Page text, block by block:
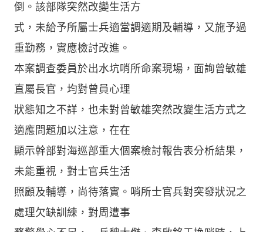
倒。該部隊突然改變生活方
式，未給予所屬士兵適當調適期及輔導，又施予過
重勤務，實應檢討改進。
本案調查委員於出水坑哨所命案現場，面詢曾敏雄
直屬長官，均對曾員心理
狀態知之不詳，也未對曾敏雄突然改變生活方式之
適應問題加以注意，在在
顯示幹部對海巡部重大個案檢討報告表分析結果，
未能重視，對士官兵生活
照顧及輔導，尚待落實。哨所士官兵對突發狀況之
處理欠缺訓練，對周遭事